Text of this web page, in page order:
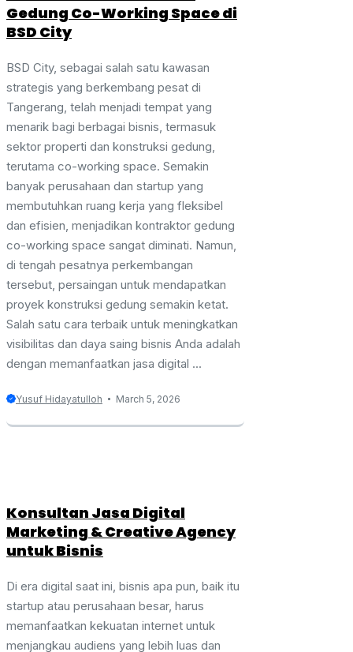
Gedung Co-Working Space di
BSD City
BSD City, sebagai salah satu kawasan
strategis yang berkembang pesat di
Tangerang, telah menjadi tempat yang
menarik bagi berbagai bisnis, termasuk
sektor properti dan konstruksi gedung,
terutama co-working space. Semakin
banyak perusahaan dan startup yang
membutuhkan ruang kerja yang fleksibel
dan efisien, menjadikan kontraktor gedung
co-working space sangat diminati. Namun,
di tengah pesatnya perkembangan
tersebut, persaingan untuk mendapatkan
proyek konstruksi gedung semakin ketat.
Salah satu cara terbaik untuk meningkatkan
visibilitas dan daya saing bisnis Anda adalah
dengan memanfaatkan jasa digital ...
Yusuf Hidayatulloh March 5, 2026
Konsultan Jasa Digital
Marketing & Creative Agency
untuk Bisnis
Di era digital saat ini, bisnis apa pun, baik itu
startup atau perusahaan besar, harus
memanfaatkan kekuatan internet untuk
menjangkau audiens yang lebih luas dan